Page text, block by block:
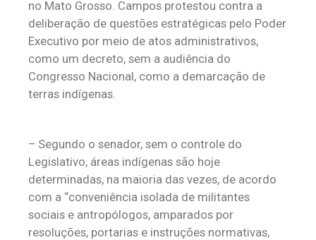
no Mato Grosso. Campos protestou contra a
deliberação de questões estratégicas pelo Poder
Executivo por meio de atos administrativos,
como um decreto, sem a audiência do
Congresso Nacional, como a demarcação de
terras indígenas.
– Segundo o senador, sem o controle do
Legislativo, áreas indígenas são hoje
determinadas, na maioria das vezes, de acordo
com a “conveniência isolada de militantes
sociais e antropólogos, amparados por
resoluções, portarias e instruções normativas,